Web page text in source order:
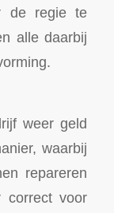
de regie te
alle daarbij
weer geld
waarbij
repareren
voor